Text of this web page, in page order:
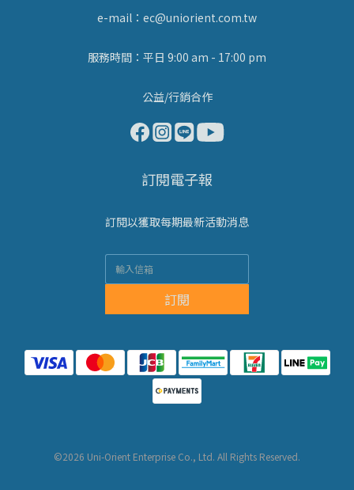
e-mail：ec@uniorient.com.tw
服務時間：平日 9:00 am - 17:00 pm
公益/行銷合作
訂閱電子報
訂閱以獲取每期最新活動消息
訂閱
©2026 Uni-Orient Enterprise Co., Ltd. All Rights Reserved.